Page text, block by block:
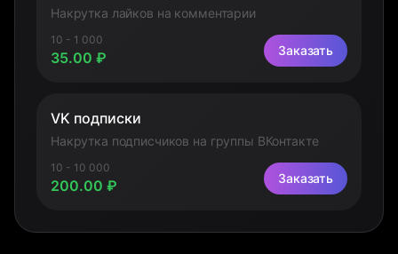
Накрутка лайков на комментарии
10 - 1 000
35.00 ₽ Заказать
VK подписки
Накрутка подписчиков на группы ВКонтакте
10 - 10 000
200.00 ₽ Заказать